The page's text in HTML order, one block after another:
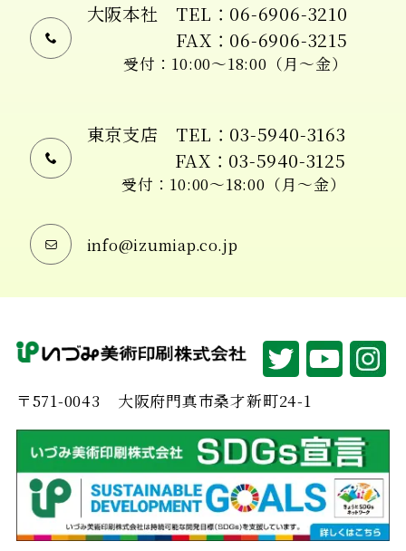
大阪本社 TEL：06-6906-3210
FAX：06-6906-3215
受付：10:00〜18:00（月〜金）
東京支店 TEL：03-5940-3163
FAX：03-5940-3125
受付：10:00〜18:00（月〜金）
info@izumiap.co.jp
〒571-0043 大阪府門真市桑才新町24-1